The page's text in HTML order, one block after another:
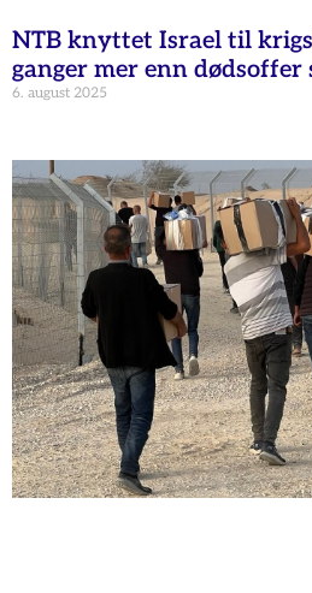
NTB knyttet Israel til
ganger mer enn
6. august 2025